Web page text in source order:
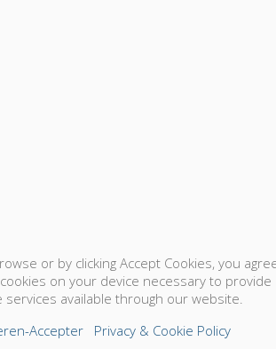
or by clicking Accept Cookies, you
on your device necessary to provide
services available through our website.
Accepter
Privacy & Cookie Policy